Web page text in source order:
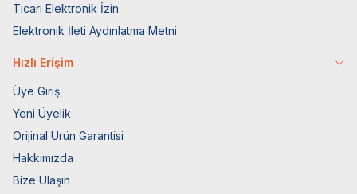
Ticari Elektronik İzin
Elektronik İleti Aydınlatma Metni
Hızlı Erişim
Üye Giriş
Yeni Üyelik
Orijinal Ürün Garantisi
Hakkımızda
Bize Ulaşın